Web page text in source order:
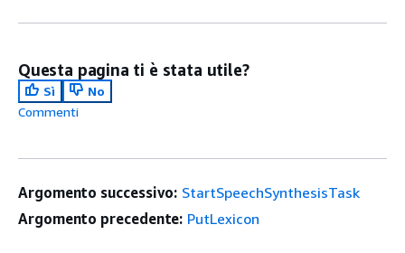
Questa pagina ti è stata utile?
Sì
No
Commenti
Argomento successivo: StartSpeechSynthesisTask
Argomento precedente: PutLexicon